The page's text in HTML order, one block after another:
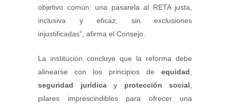
objetivo común: una pasarela al RETA justa,
inclusiva y eficaz, sin exclusiones
injustificadas”, afirma el Consejo.
La institución concluye que la reforma debe
alinearse con los principios de equidad
seguridad jurídicay protección social
pilares imprescindibles para ofrecer una